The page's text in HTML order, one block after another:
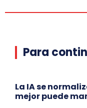
Para
La IA se
mejor puede